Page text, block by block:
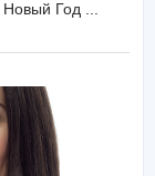
Год ...